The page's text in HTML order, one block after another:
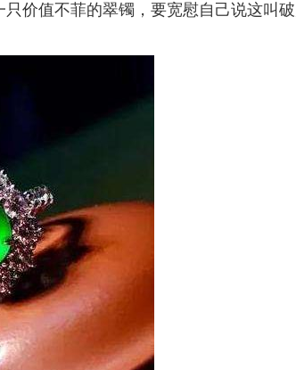
价值不菲的翠镯，要宽慰自己说这叫